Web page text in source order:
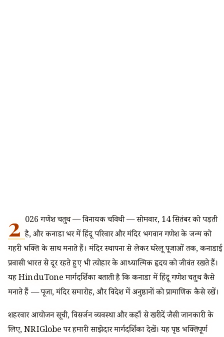
2 026 गणेश चतुर्थी — विनायक चविथी — सोमवार, 14 सितंबर को पड़ती
है, और कनाडा भर में हिंदू परिवार और मंदिर भगवान गणेश के जन्म को
गहरी भक्ति के साथ मनाते हैं। मंदिर स्थापना से लेकर घरेलू पूजाओं तक, कनाडाई
प्रवासी भारत से दूर रहते हुए भी त्योहार के आध्यात्मिक हृदय को जीवंत रखते हैं।
यह HinduTone मार्गदर्शिका बताती है कि कनाडा में हिंदू गणेश चतुर्थी कैसे
मनाते हैं — पूजा, मंदिर समारोह, और विदेश में अनुष्ठानों को प्रामाणिक कैसे रखें।
शहरवार आयोजन सूची, विसर्जन व्यवस्था और कहाँ से खरीदें जैसी जानकारी के
लिए, NRIGlobe पर हमारी साझेदार मार्गदर्शिका देखें। यह पृष्ठ भक्तिपूर्ण